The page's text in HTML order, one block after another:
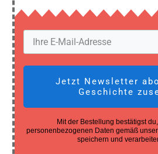
Jetzt Newsletter
Geschichte
Mit der Bestellung bestätigst
personenbezogenen Daten gemäß
speichern und